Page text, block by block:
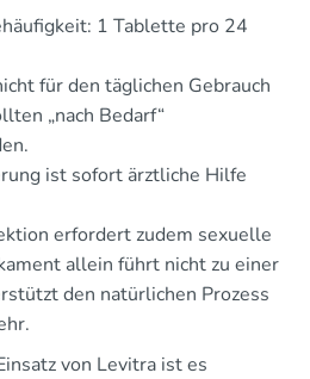
1 Tablette pro 24
für den täglichen Gebrauch
„nach Bedarf“
ist sofort ärztliche Hilfe
erfordert zudem sexuelle
allein führt nicht zu einer
den natürlichen Prozess
von Levitra ist es